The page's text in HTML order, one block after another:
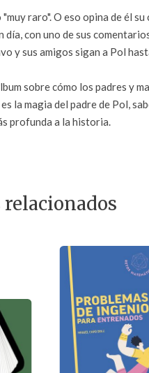
"muy raro". O eso opina de él
día, con uno de sus
y sus amigos sigan a Pol
sobre cómo los padres y
la magia del padre de Pol,
profunda a la historia.